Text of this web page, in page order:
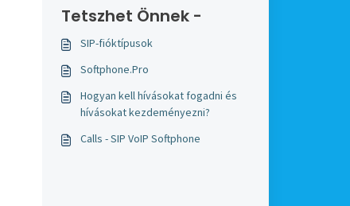
Tetszhet Önnek -
SIP-fióktípusok
Softphone.Pro
Hogyan kell hívásokat fogadni és
hívásokat kezdeményezni?
Calls - SIP VoIP Softphone